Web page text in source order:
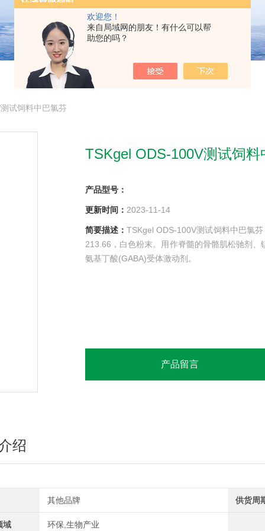
欢迎您！
来自局域网的朋友！有什么可以帮
助您的吗？
试饲料中巴氯芬
TSKgel ODS-100V测试饲料
产品型号：
更新时间： 2023-11-14
简要描述：TSKgel ODS-100V测试饲料中巴氯
213.66，白色粉末。用作脊髓的骨骼肌松驰剂
氨基丁酸(GABA)受体激动剂。
产品留言
绍
其他品牌 供货周
域 环保,生物产业